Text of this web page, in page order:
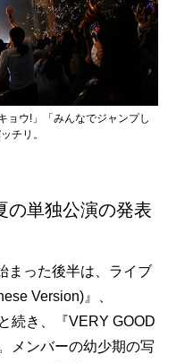
ョウ!」「みんなでジャンプし
チリ。
の単独公演の発表
まった後半は、ライブ
Version)』、
続き、『VERY GOOD
メンバーの幼少期の写